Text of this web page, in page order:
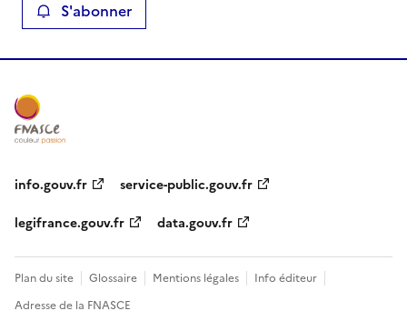
S'abonner
info.gouv.fr
service-public.gouv.fr
legifrance.gouv.fr
data.gouv.fr
Plan du site Glossaire Mentions légales
Info éditeur
Adresse de la FNASCE